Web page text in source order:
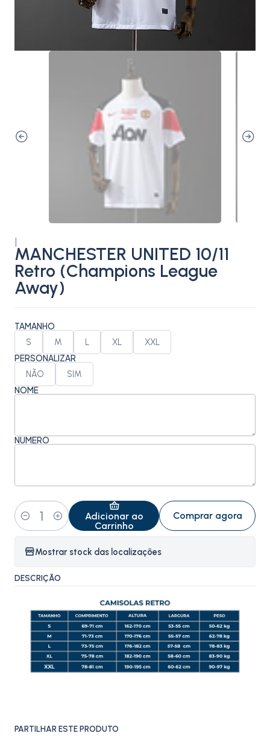
MANCHESTER UNITED 10/11
Retro (Champions League
Away)
TAMANHO
S M L XL XXL
PERSONALIZAR
NÃO SIM
NOME
NÚMERO
Quantidade
Adicionar ao
Carrinho
Comprar agora
Mostrar stock das localizações
DESCRIÇÃO
PARTILHAR ESTE PRODUTO